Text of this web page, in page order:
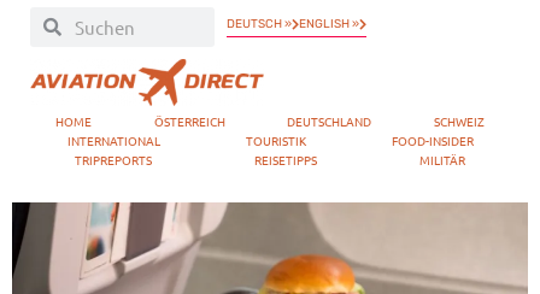
DEUTSCH » ENGLISH »
HOME ÖSTERREICH DEUTSCHLAND
SCHWEIZ
INTERNATIONAL
TOURISTIK
FOOD-INSIDER
TRIPREPORTS
REISETIPPS MILITÄR